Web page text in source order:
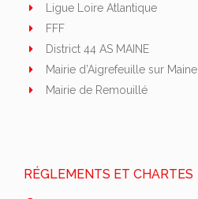
Ligue Loire Atlantique
FFF
District 44 AS MAINE
Mairie d’Aigrefeuille sur Maine
Mairie de Remouillé
RÉGLEMENTS ET CHARTES